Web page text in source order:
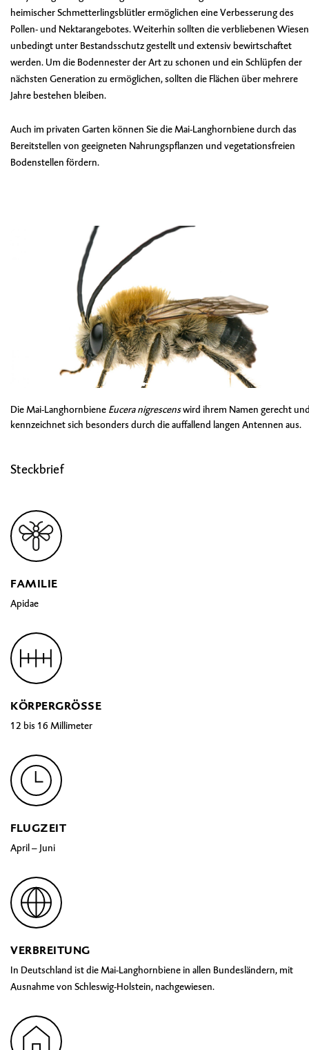
heimischer Schmetterlingsblütler ermöglichen eine Verbesserung des
Pollen- und Nektarangebotes. Weiterhin sollten die verbliebenen Wiesen
unbedingt unter Bestandsschutz gestellt und extensiv bewirtschaftet
werden. Um die Bodennester der Art zu schonen und ein Schlüpfen der
nächsten Generation zu ermöglichen, sollten die Flächen über mehrere
Jahre bestehen bleiben.
Auch im privaten Garten können Sie die Mai-Langhornbiene durch das
Bereitstellen von geeigneten Nahrungspflanzen und vegetationsfreien
Bodenstellen fördern.
Die Mai-Langhornbiene Eucera nigrescenswird ihrem Namen gerecht
kennzeichnet sich besonders durch die auffallend langen Antennen aus.
Steckbrief
FAMILIE
Apidae
KÖRPERGRÖSSE
12 bis 16 Millimeter
FLUGZEIT
April – Juni
VERBREITUNG
In Deutschland ist die Mai-Langhornbiene in allen Bundesländern, mit
Ausnahme von Schleswig-Holstein, nachgewiesen.